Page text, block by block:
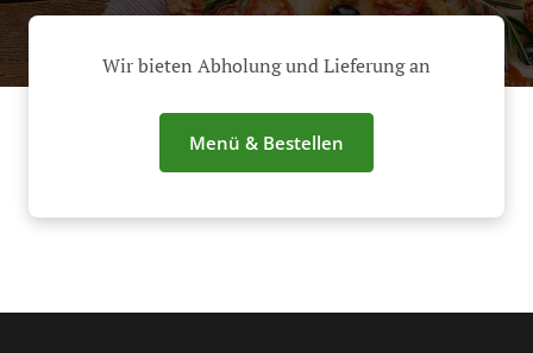
Wir bieten Abholung und Lieferung an
Menü & Bestellen